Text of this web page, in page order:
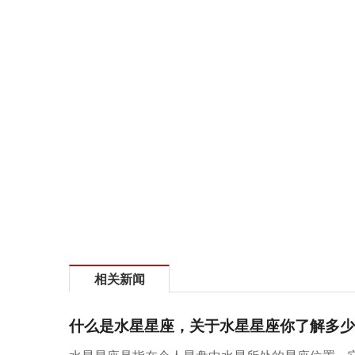
相关新闻
什么是水星星座，关于水星星座你了解多